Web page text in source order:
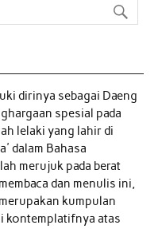
dirinya sebagai Daeng
spesial pada
lelaki yang lahir di
dalam Bahasa
merujuk pada berat
dan menulis ini,
kumpulan
kontemplatifnya atas